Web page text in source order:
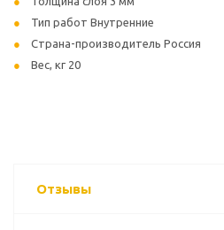
Тип работ Внутренние
Страна-производитель Россия
Вес, кг 20
Отзывы